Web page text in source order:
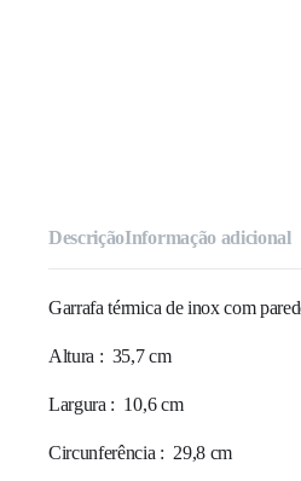
DescriçãoInformação adicional
Garrafa térmica de inox com
Altura : 35,7 cm
Largura : 10,6 cm
Circunferência : 29,8 cm